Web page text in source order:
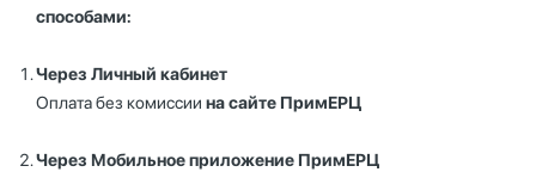
способами:
Через Личный кабинет
Оплата без комиссии на сайте ПримЕРЦ
Через Мобильное приложение ПримЕРЦ